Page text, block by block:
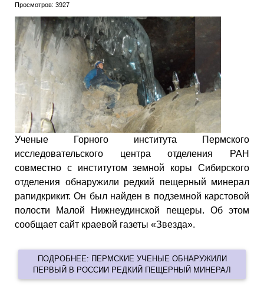
Просмотров: 3927
Ученые Горного института Пермского
исследовательского центра отделения РАН
совместно с институтом земной коры Сибирского
отделения обнаружили редкий пещерный минерал
рапидкрикит. Он был найден в подземной карстовой
полости Малой Нижнеудинской пещеры. Об этом
сообщает сайт краевой газеты «Звезда».
ПОДРОБНЕЕ: ПЕРМСКИЕ УЧЕНЫЕ ОБНАРУЖИЛИ
ПЕРВЫЙ В РОССИИ РЕДКИЙ ПЕЩЕРНЫЙ МИНЕРАЛ